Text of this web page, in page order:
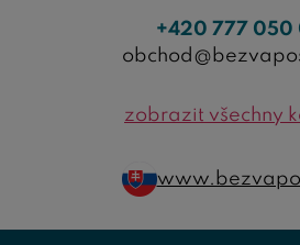
+420 777 050
zobrazit všechny